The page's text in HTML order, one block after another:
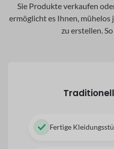
Sie Produkte verkaufen
ermöglicht es Ihnen,
zu erstellen.
Traditionell
Fertige